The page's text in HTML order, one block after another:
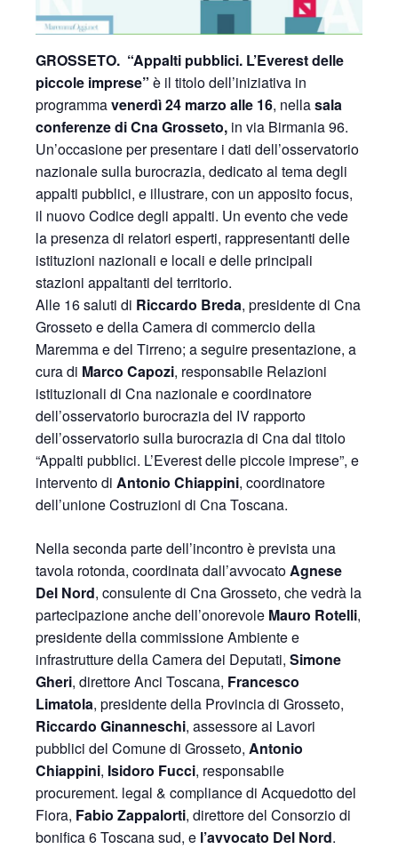
GROSSETO. “Appalti pubblici. L’Everest delle
piccole imprese” è il titolo dell’iniziativa in
programmavenerdì 24 marzo alle 16, nellasala
conferenze di Cna Grosseto, in via Birmania 96.
Un’occasione per presentare i dati dell’osservatorio
nazionale sulla burocrazia, dedicato al tema degli
appalti pubblici, e illustrare, con un apposito focus,
il nuovo Codice degli appalti. Un evento che vede
la presenza di relatori esperti, rappresentanti delle
istituzioni nazionali e locali e delle principali
stazioni appaltanti del territorio.
Alle 16 saluti di Riccardo Breda, presidente di Cna
Grosseto e della Camera di commercio della
Maremma e del Tirreno; a seguire presentazione, a
cura di Marco Capozi, responsabile Relazioni
istituzionali di Cna nazionale e coordinatore
dell’osservatorio burocrazia del IV rapporto
dell’osservatorio sulla burocrazia di Cna dal titolo
“Appalti pubblici. L’Everest delle piccole imprese”, e
intervento di Antonio Chiappini, coordinatore
dell’unione Costruzioni di Cna Toscana.
Nella seconda parte dell’incontro è prevista una
tavola rotonda, coordinata dall’avvocatoAgnese
Del Nord, consulente di Cna Grosseto, che vedrà la
partecipazione anche dell’onorevole Mauro Rotelli,
presidente della commissione Ambiente e
infrastrutture della Camera dei Deputati, Simone
Gheri, direttore Anci Toscana, Francesco
Limatola, presidente della Provincia di Grosseto,
Riccardo Ginanneschi, assessore ai Lavori
pubblici del Comune di Grosseto, Antonio
Chiappini, Isidoro Fucci, responsabile
procurement. legal & compliance di Acquedotto del
Fiora, Fabio Zappalorti, direttore del Consorzio di
bonifica 6 Toscana sud, e l’avvocato Del Nord.